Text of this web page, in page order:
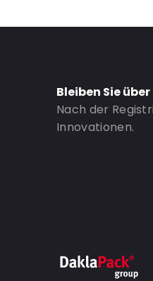
Bleiben Sie
Nach der
Innovationen.